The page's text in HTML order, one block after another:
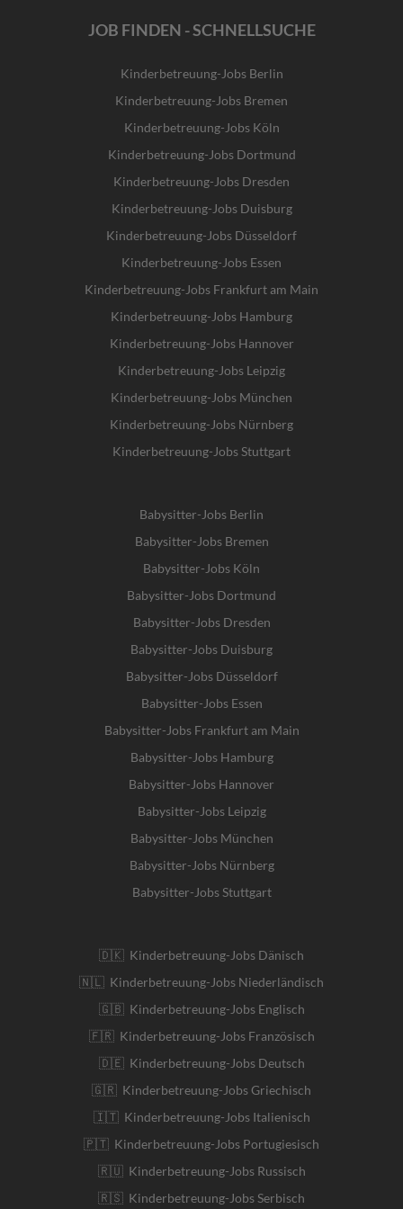
JOB FINDEN - SCHNELLSUCHE
Kinderbetreuung-Jobs Berlin
Kinderbetreuung-Jobs Bremen
Kinderbetreuung-Jobs Köln
Kinderbetreuung-Jobs Dortmund
Kinderbetreuung-Jobs Dresden
Kinderbetreuung-Jobs Duisburg
Kinderbetreuung-Jobs Düsseldorf
Kinderbetreuung-Jobs Essen
Kinderbetreuung-Jobs Frankfurt am Main
Kinderbetreuung-Jobs Hamburg
Kinderbetreuung-Jobs Hannover
Kinderbetreuung-Jobs Leipzig
Kinderbetreuung-Jobs München
Kinderbetreuung-Jobs Nürnberg
Kinderbetreuung-Jobs Stuttgart
Babysitter-Jobs Berlin
Babysitter-Jobs Bremen
Babysitter-Jobs Köln
Babysitter-Jobs Dortmund
Babysitter-Jobs Dresden
Babysitter-Jobs Duisburg
Babysitter-Jobs Düsseldorf
Babysitter-Jobs Essen
Babysitter-Jobs Frankfurt am Main
Babysitter-Jobs Hamburg
Babysitter-Jobs Hannover
Babysitter-Jobs Leipzig
Babysitter-Jobs München
Babysitter-Jobs Nürnberg
Babysitter-Jobs Stuttgart
🇩🇰 Kinderbetreuung-Jobs Dänisch
🇳🇱 Kinderbetreuung-Jobs Niederländisch
🇬🇧 Kinderbetreuung-Jobs Englisch
🇫🇷 Kinderbetreuung-Jobs Französisch
🇩🇪 Kinderbetreuung-Jobs Deutsch
🇬🇷 Kinderbetreuung-Jobs Griechisch
🇮🇹 Kinderbetreuung-Jobs Italienisch
🇵🇹 Kinderbetreuung-Jobs Portugiesisch
🇷🇺 Kinderbetreuung-Jobs Russisch
🇷🇸 Kinderbetreuung-Jobs Serbisch